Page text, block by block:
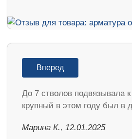
Вперед
До 7 стволов подвязывала
крупный в этом году был в
Марина К., 12.01.2025